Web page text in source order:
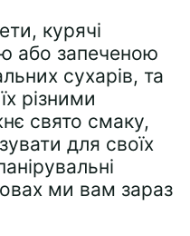
курячі
або запеченою
сухарів, та
різними
свято смаку,
для своїх
ми вам зараз